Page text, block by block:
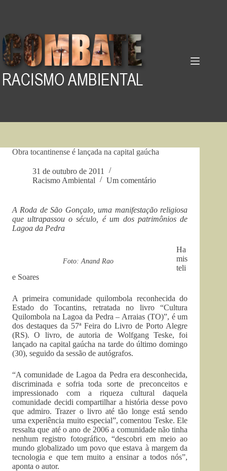
Obra tocantinense é lançada na capital gaúcha
31 de outubro de 2011
Racismo Ambiental
Um comentário
A Roda de São Gonçalo, uma manifestação religiosa
que ultrapassou o século, é um dos patrimônios de
Lagoa da Pedra
Foto: Anand Rao
Ha
mis
teli
e Soares
A primeira comunidade quilombola reconhecida do
Estado do Tocantins, retratada no livro “Cultura
Quilombola na Lagoa da Pedra – Arraias (TO)”, é um
dos destaques da 57ª Feira do Livro de Porto Alegre
(RS). O livro, de autoria de Wolfgang Teske, foi
lançado na capital gaúcha na tarde do último domingo
(30), seguido da sessão de autógrafos.
“A comunidade de Lagoa da Pedra era desconhecida,
discriminada e sofria toda sorte de preconceitos e
impressionado com a riqueza cultural daquela
comunidade decidi compartilhar a história desse povo
que admiro. Trazer o livro até tão longe está sendo
uma experiência muito especial”, comentou Teske. Ele
ressalta que até o ano de 2006 a comunidade não tinha
nenhum registro fotográfico, “descobri em meio ao
mundo globalizado um povo que estava à margem da
tecnologia e que tem muito a ensinar a todos nós”,
aponta o autor.